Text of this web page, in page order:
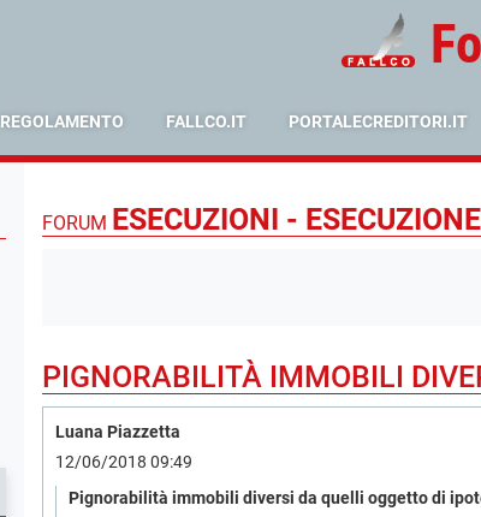
REGOLAMENTO FALLCO.IT PORTALECREDITORI.IT
FORUM ESECUZIONI -
PIGNORABILITÀ IMMOBILI
Luana Piazzetta
12/06/2018 09:49
Pignorabilità immobili diversi da quelli oggetto di